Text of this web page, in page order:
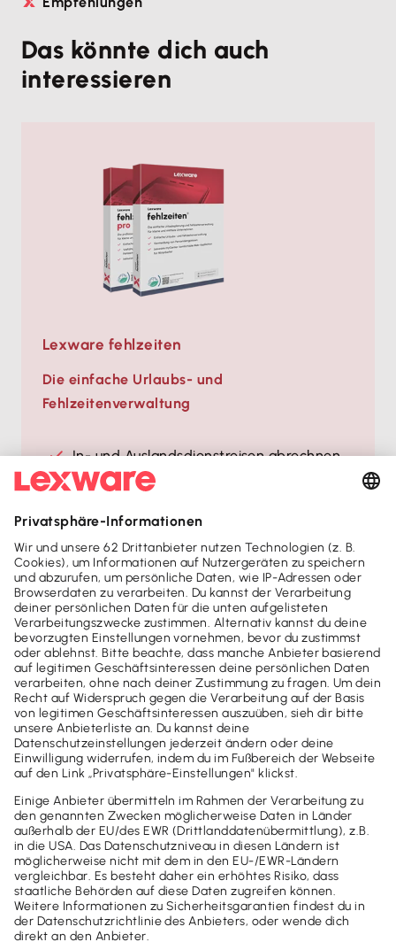
Das könnte dich auch
interessieren
Lexware fehlzeiten
Die einfache Urlaubs- und
Fehlzeitenverwaltung
In- und Auslands­dienstreisen abrechnen
Inkl. Fahrtenbuch
Lexware myCenter
ab14,90 €
mtl. Rate(zzgl. MwSt.)
Lexware lohn+gehalt
Alle Löhne und Gehälter einfach und korrekt
abrechnen